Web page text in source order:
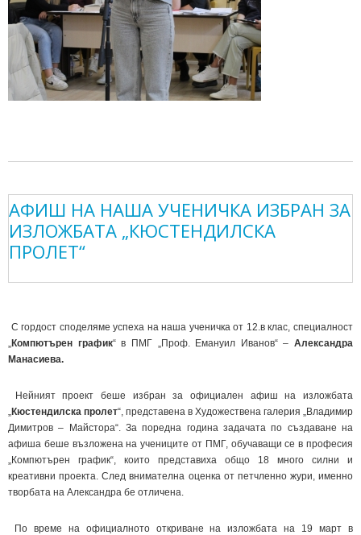
АФИШ НА НАША УЧЕНИЧКА ИЗБРАН ЗА
ИЗЛОЖБАТА „КЮСТЕНДИЛСКА
ПРОЛЕТ“
С гордост споделяме успеха на наша ученичка от 12.в клас, специалност
„Компютърен график“ в ПМГ „Проф. Емануил Иванов“ – Александра
Манасиева.
Нейният проект беше избран за официален афиш на изложбата
„Кюстендилска пролет“, представена в Художествена галерия „Владимир
Димитров – Майстора“. За поредна година задачата по създаване на
афиша беше възложена на учениците от ПМГ, обучаващи се в професия
„Компютърен график“, които представиха общо 18 много силни и
креативни проекта. След внимателна оценка от петчленно жури, именно
творбата на Александра бе отличена.
По време на официалното откриване на изложбата на 19 март в